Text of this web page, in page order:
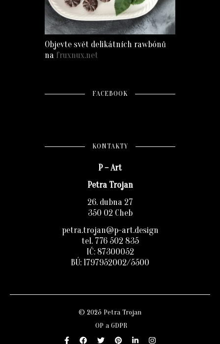
Objevte svět delikátních rawbónů
na fruxnux.net
FACEBOOK
KONTAKTY
P – Art
Petra Trojan
26. dubna 27
350 02 Cheb
petra.trojan@p-art.design
tel. 776 502 835
IČ: 87300052
BÚ: 1797952002/5500
© 2025 Petra Trojan
OP a GDPR